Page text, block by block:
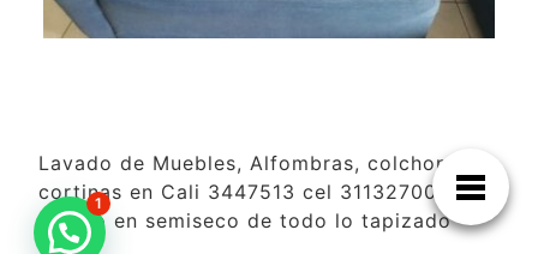
Lavado de Muebles, Alfombras, colchones y
cortinas en Cali 3447513 cel 3113270099
lavado en semiseco de todo lo tapizado
1